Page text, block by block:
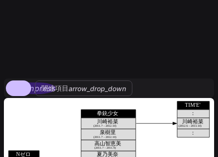
compress
関連項目arrow_drop_down